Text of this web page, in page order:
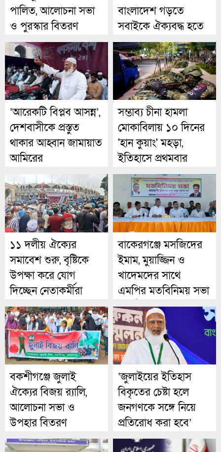
পালিত, আলোচনা সভা
ও পুরস্কার বিতরণ
বাংলাদেশ গড়তে
সবাইকে ঐক্যবদ্ধ হতে
হবে: মতিউর রহমান
‘আরেকটি বিপ্লব আসন্ন’,
দেশবাসীকে প্রস্তুত
থাকার আহ্বান জামায়াত
আমিরের
সম্ভাব্য চীনা হামলা
মোকাবিলায় ১০ দিনের
'হান কুয়াং' মহড়া,
ইতিহাসে প্রথমবার
সীমিত করা হচ্ছে
ইন্টারনেট গতি
১১ দলীয় ঐক্যের
সমাবেশ শুরু, বৃষ্টিকে
উপক্ষা করে যোগ
দিচ্ছেন নেতাকর্মীরা
বাকেরগঞ্জে মসজিদের
ইমাম, মুয়াজ্জিন ও
খাদেমদের সাথে
এমপির মতবিনিময় সভা
অনুষ্ঠিত।
বকশীগঞ্জে জুলাই
ঐক্যের বিজয় র‍্যালি,
আলোচনা সভা ও
উপহার বিতরণ
‘জুলাইয়ের ইতিহাস
বিকৃতের চেষ্টা হলে
জনগণকে সঙ্গে নিয়ে
প্রতিরোধ করা হবে’